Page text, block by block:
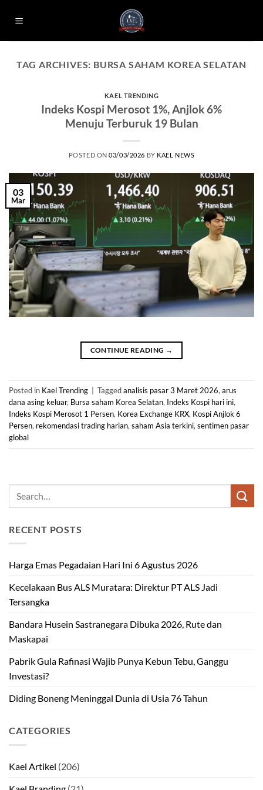
TAG ARCHIVES: BURSA SAHAM KOREA SELATAN
KAEL TRENDING
Indeks Kospi Merosot 1%, Anjlok 6%
Menuju Terburuk 19 Bulan
POSTED ON03/03/2026 BY KAEL NEWS
03
Mar
CONTINUE READING →
Posted in Kael Trending Taggedanalisis pasar 3 Maret 2026, arus
dana asing keluar, Bursa saham Korea Selatan, Indeks Kospi hari ini,
Indeks Kospi Merosot 1 Persen, Korea Exchange KRX, Kospi Anjlok 6
Persen, rekomendasi trading harian, saham Asia terkini, sentimen pasar
global
RECENT POSTS
Harga Emas Pegadaian Hari Ini 6 Agustus 2026
Kecelakaan Bus ALS Muratara: Direktur PT ALS Jadi
Tersangka
Bandara Husein Sastranegara Dibuka 2026, Rute dan
Maskapai
Pabrik Gula Rafinasi Wajib Punya Kebun Tebu, Ganggu
Investasi?
Diding Boneng Meninggal Dunia di Usia 76 Tahun
CATEGORIES
Kael Artikel (206)